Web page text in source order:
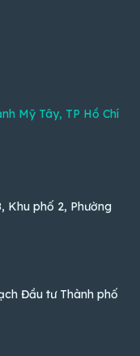
Mỹ Tây, TP Hồ Chí
Khu phố 2, Phường
Đầu tư Thành phố